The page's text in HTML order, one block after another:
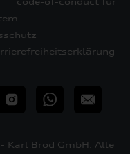
InstagramWhatsApp
E-
Karl Brod GmbH. Alle